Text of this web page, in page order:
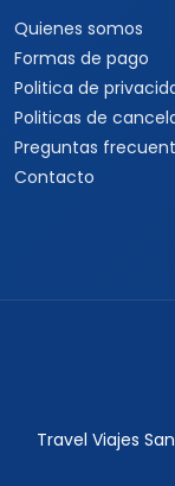
Quienes somos
Formas de pago
Politica de
Politicas de
Preguntas
Contacto
Travel Viajes